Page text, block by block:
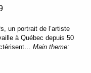
un portrait de l’artiste
à Québec depuis 50
Main theme: